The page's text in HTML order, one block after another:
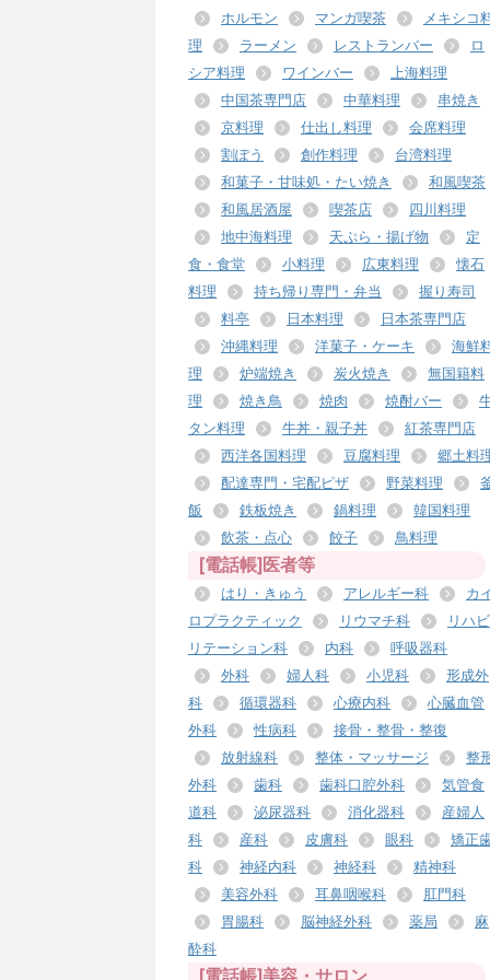
ホルモン
マンガ喫茶
メキシコ
理
ラーメン レストランバー
ロ
シア料理
ワインバー
上海料理
中国茶専門店
中華料理
串焼き
京料理
仕出し料理
会席料理
割ぽう
創作料理
台湾料理
和菓子・甘味処・たい焼き
和風喫茶
和風居酒屋
喫茶店
四川料理
地中海料理
天ぷら・揚げ物
定
食・食堂
小料理 広東料理
懐石
料理
持ち帰り専門・弁当
握り寿司
料亭
日本料理
日本茶専門店
沖縄料理
洋菓子・ケーキ
海鮮
理
炉端焼き 炭火焼き
無国籍料
理
焼き鳥 焼肉 焼酎バー
タン料理
牛丼・親子丼
紅茶専門店
西洋各国料理
豆腐料理
郷土料
配達専門・宅配ピザ
野菜料理
飯
鉄板焼き 鍋料理
韓国料理
飲茶・点心
餃子 鳥料理
[電話帳]医者等
はり・きゅう アレルギー科
カ
ロプラクティック
リウマチ科
リハビ
リテーション科
内科
呼吸器科
外科
婦人科 小児科
形成外
科
循環器科 心療内科
心臓血管
外科
性病科
接骨・整骨・整復
放射線科
整体・マッサージ
整
外科
歯科 歯科口腔外科
気管食
道科
泌尿器科 消化器科
産婦人
科
産科 皮膚科 眼科
矯正
科
神経内科 神経科
精神科
美容外科
耳鼻咽喉科
肛門科
胃腸科
脳神経外科 薬局
麻
酔科